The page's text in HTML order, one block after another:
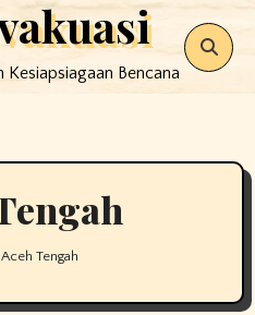
Kesiapsiagaan Bencana
Aceh Tengah